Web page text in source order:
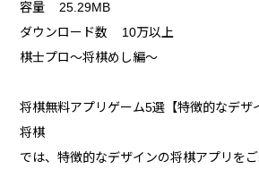
容量 25.29MB
ダウンロード数 10万以上
棋士プロ〜将棋めし編〜
将棋無料アプリゲーム5選【特徴的なデザ
将棋
では、特徴的なデザインの将棋アプリをご